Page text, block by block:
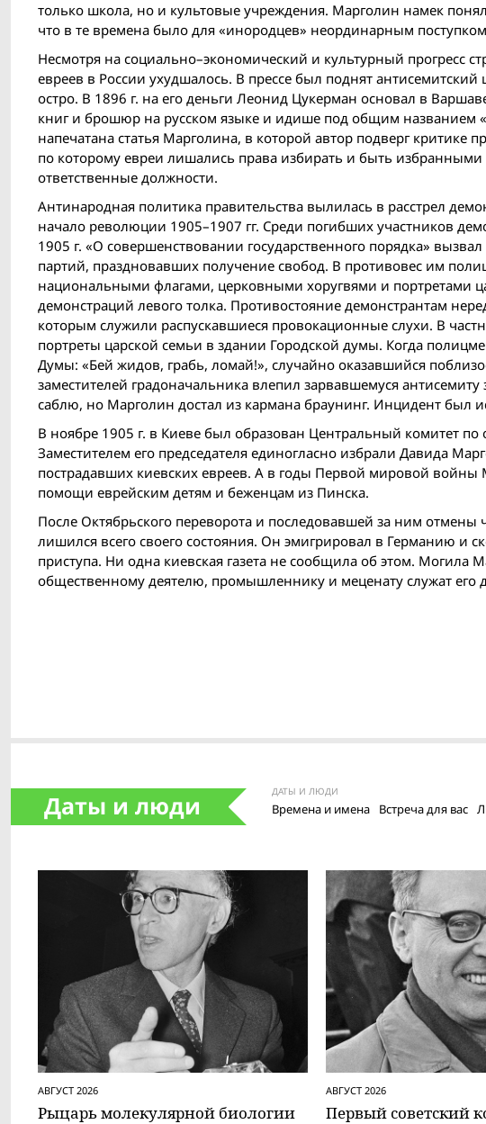
только школа, но и культовые учреждения. Марголин намек
что в те времена было для «инородцев» неординарным
Несмотря на социально–экономический и культурный прогресс
евреев в России ухудшалось. В прессе был поднят
остро. В 1896 г. на его деньги Леонид Цукерман основал в
книг и брошюр на русском языке и идише под общим названием
напечатана статья Марголина, в которой автор подверг критике
по которому евреи лишались права избирать и быть
ответственные должности.
Антинародная политика правительства вылилась в расстрел
начало революции 1905–1907 гг. Среди погибших участников
1905 г. «О совершенствовании государственного порядка»
партий, праздновавших получение свобод. В противовес им
национальными флагами, церковными хоругвями и портретами
демонстраций левого толка. Противостояние демонстрантам
которым служили распускавшиеся провокационные слухи. В
портреты царской семьи в здании Городской думы. Когда
Думы: «Бей жидов, грабь, ломай!», случайно оказавшийся
заместителей градоначальника влепил зарвавшемуся
саблю, но Марголин достал из кармана браунинг. Инцидент был
В ноябре 1905 г. в Киеве был образован Центральный комитет
Заместителем его председателя единогласно избрали Давида
пострадавших киевских евреев. А в годы Первой мировой
помощи еврейским детям и беженцам из Пинска.
После Октябрьского переворота и последовавшей за ним
лишился всего своего состояния. Он эмигрировал в Германию и
приступа. Ни одна киевская газета не сообщила об этом.
общественному деятелю, промышленнику и меценату служат его
Даты и люди ДАТЫ И ЛЮДИ
Времена и имена Встреча для вас
АВГУСТ 2026
Рыцарь молекулярной биологии
АВГУСТ 2026
Первый советский